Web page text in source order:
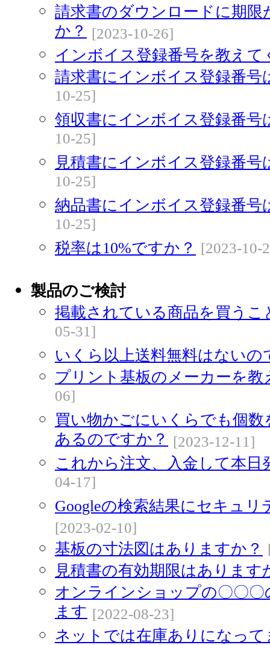
請求書のダウンロードに期
か？ [2023-10-26]
インボイス登録番号を教えて
請求書にインボイス登録番号
10-25]
領収書にインボイス登録番号
10-25]
見積書にインボイス登録番
10-25]
納品書にインボイス登録番号
10-25]
税率は10%ですか？ [2023-10-
製品のご検討
掲載されている商品を買う
05-31]
いくら以上送料無料はないの
プリント基板のメーカーを
06]
買い物かごにいくらでも個
あるのですか？ [2023-12-11]
これから注文、入金して本日
04-17]
Googleの検索結果にセキュ
[2023-02-10]
基板の寸法図はありますか？
見積書の有効期限はあります
オンラインショップの〇〇
ます [2022-08-23]
ネットでは在庫ありになっ